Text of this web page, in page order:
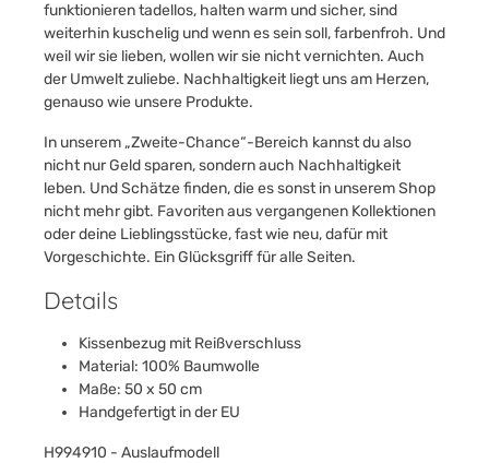
funktionieren tadellos, halten warm und sicher, sind
weiterhin kuschelig und wenn es sein soll, farbenfroh. Und
weil wir sie lieben, wollen wir sie nicht vernichten. Auch
der Umwelt zuliebe. Nachhaltigkeit liegt uns am Herzen,
genauso wie unsere Produkte.
In unserem „Zweite-Chance“-Bereich kannst du also
nicht nur Geld sparen, sondern auch Nachhaltigkeit
leben. Und Schätze finden, die es sonst in unserem Shop
nicht mehr gibt. Favoriten aus vergangenen Kollektionen
oder deine Lieblingsstücke, fast wie neu, dafür mit
Vorgeschichte. Ein Glücksgriff für alle Seiten.
Details
Kissenbezug mit Reißverschluss
Material: 100% Baumwolle
Maße: 50 x 50 cm
Handgefertigt in der EU
H994910 - Auslaufmodell